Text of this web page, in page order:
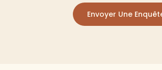
Envoyer Une